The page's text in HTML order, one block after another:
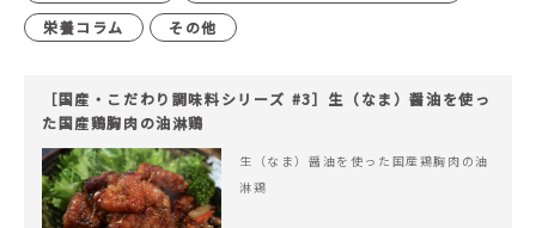
栄養コラム
その他
［国産・こだわり調味料シリーズ #3］生（なま）醤油を使っ
た国産鶏胸肉の油淋鶏
生（なま）醤油を使った国産鶏胸肉の油
淋鶏